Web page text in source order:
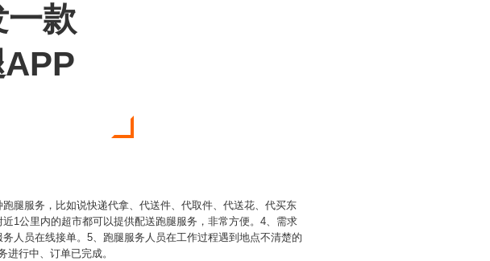
一款
腿服务，比如说快递代拿、代送件、代取件、代送花、代买东
1公里内的超市都可以提供配送跑腿服务，非常方便。4、需求
人员在线接单。5、跑腿服务人员在工作过程遇到地点不清楚的
行中、订单已完成。